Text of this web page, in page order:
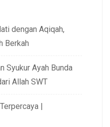
dengan Aqiqah,
Berkah
Syukur Ayah Bunda
Allah SWT
|